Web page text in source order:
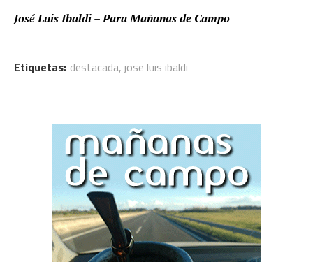
José Luis Ibaldi – Para Mañanas de Campo
Etiquetas: destacada, jose luis ibaldi